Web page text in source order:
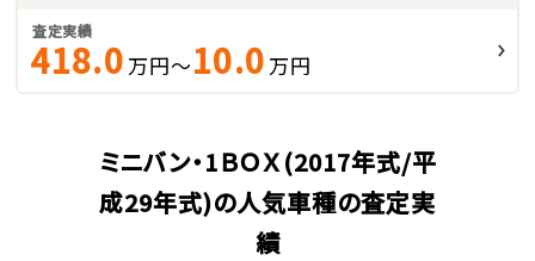
査定実績
418.0 万円～10.0 万円
ミニバン・1ＢＯＸ(2017年式/平
成29年式)の人気車種の査定実
績